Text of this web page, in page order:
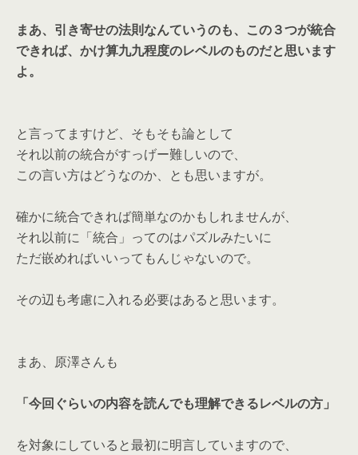
まあ、引き寄せの法則なんていうのも、この３つが統合
できれば、かけ算九九程度のレベルのものだと思います
よ。
と言ってますけど、そもそも論として
それ以前の統合がすっげー難しいので、
この言い方はどうなのか、とも思いますが。
確かに統合できれば簡単なのかもしれませんが、
それ以前に「統合」ってのはパズルみたいに
ただ嵌めればいいってもんじゃないので。
その辺も考慮に入れる必要はあると思います。
まあ、原澤さんも
「今回ぐらいの内容を読んでも理解できるレベルの方」
を対象にしていると最初に明言していますので、